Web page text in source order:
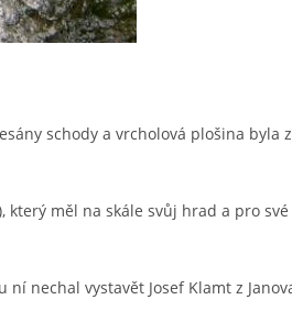
schody a vrcholová plošina
měl na skále svůj hrad a pro
nechal vystavět Josef Klamt z